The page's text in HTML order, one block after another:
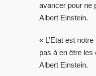
avancer pour ne
Albert Einstein.
« L’Etat est
pas à en être les
Albert Einstein.